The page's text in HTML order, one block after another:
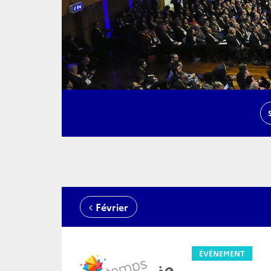
Février
ÉVÉNEMENT